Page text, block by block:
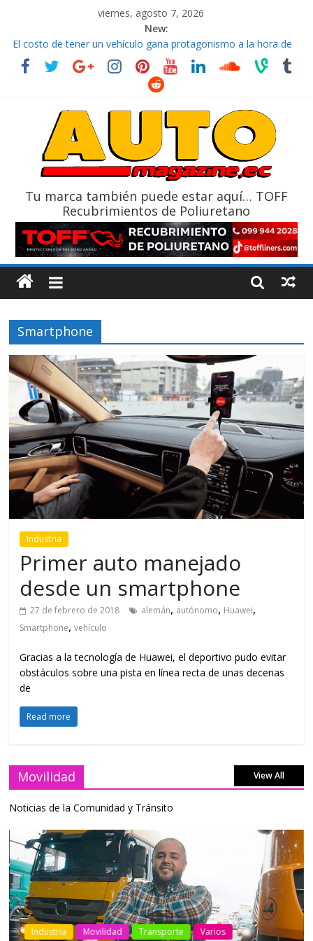
viernes, agosto 7, 2026
New:
El costo de tener un vehículo gana protagonismo a la hora de
decidir
Ultima película ‘Spider‑Man: Brand New Day’ pone en escena a
La Vuelta al Ecuador 2026, edición 47ª, recorre 7 provincias en 8
La FEDAK recibe 12 Sinotruk Bolden para cubrir las rutas de La
Tu marca también puede estar aquí… TOFF
Recubrimientos de Poliuretano
Smartphone
Industria
Primer auto manejado
desde un smartphone
27 de febrero de 2018 alemán, autónomo, Huawei,
Smartphone,vehículo
Gracias a la tecnología de Huawei, el deportivo pudo evitar
obstáculos sobre una pista en línea recta de unas decenas
de
Read more
Movilidad View All
Noticias de la Comunidad y Tránsito
Movilidad Transporte Varios Industria